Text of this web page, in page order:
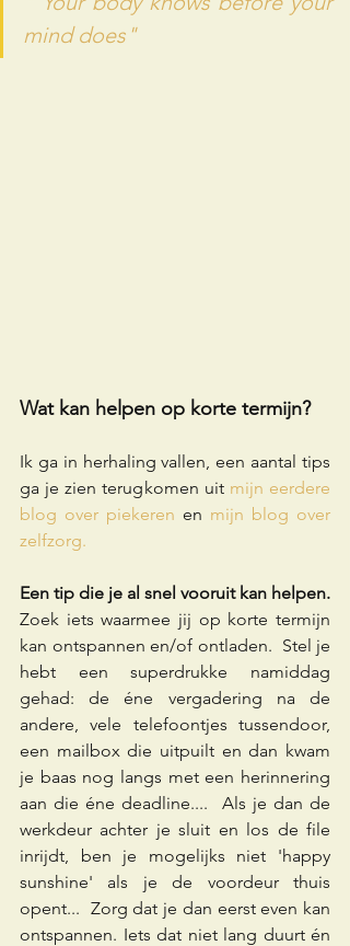
mind does"
Wat kan helpen op korte termijn?
Ik ga in herhaling vallen, een aantal tips
ga je zien terugkomen uit mijn eerdere
blog over piekeren en mijn blog over
zelfzorg.
Een tip die je al snel vooruit kan helpen.
Zoek iets waarmee jij op korte termijn
kan ontspannen en/of ontladen.  Stel je
hebt een superdrukke namiddag
gehad: de éne vergadering na de
andere, vele telefoontjes tussendoor,
een mailbox die uitpuilt en dan kwam
je baas nog langs met een herinnering
aan die éne deadline....  Als je dan de
werkdeur achter je sluit en los de file
inrijdt, ben je mogelijks niet 'happy
sunshine' als je de voordeur thuis
opent...  Zorg dat je dan eerst even kan
ontspannen. Iets dat niet lang duurt én